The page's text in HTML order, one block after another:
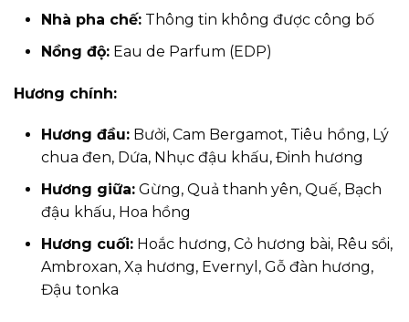
Nhà pha chế: Thông tin không được công bố
Nồng độ: Eau de Parfum (EDP)
Hương chính:
Hương đầu: Bưởi, Cam Bergamot, Tiêu hồng, Lý
chua đen, Dứa, Nhục đậu khấu, Đinh hương
Hương giữa: Gừng, Quả thanh yên, Quế, Bạch
đậu khấu, Hoa hồng
Hương cuối: Hoắc hương, Cỏ hương bài, Rêu sồi,
Ambroxan, Xạ hương, Evernyl, Gỗ đàn hương,
Đậu tonka